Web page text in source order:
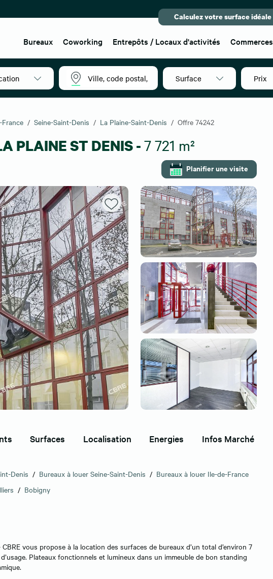
Calculez votre surface idéale
Bureaux Coworking Entrepôts / Locaux d'activités Commerces
Surface Prix
France Seine-Saint-Denis La Plaine-Saint-Denis Offre 74242
PLAINE ST DENIS -7 721 m²
Planifier une visite
Surfaces Localisation Energies Infos Marché
Denis / Bureaux à louer Seine-Saint-Denis / Bureaux à louer Ile-de-France
/ Bobigny
vous propose à la location des surfaces de bureaux d’un total d’environ 7
Plateaux fonctionnels et lumineux dans un immeuble de bon standing